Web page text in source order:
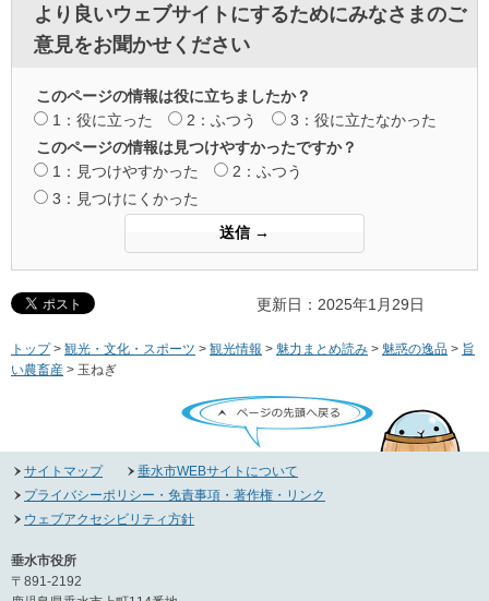
より良いウェブサイトにするためにみなさまのご
意見をお聞かせください
このページの情報は役に立ちましたか？
1：役に立った
2：ふつう
3：役に立たなかった
このページの情報は見つけやすかったですか？
1：見つけやすかった
2：ふつう
3：見つけにくかった
更新日：2025年1月29日
トップ> 観光・文化・スポーツ > 観光情報 > 魅力まとめ読み > 魅惑の逸品 > 旨
い農畜産 > 玉ねぎ
ページの先頭へ戻る
サイトマップ
垂水市WEBサイトについて
プライバシーポリシー・免責事項・著作権・リンク
ウェブアクセシビリティ方針
垂水市役所
〒891-2192